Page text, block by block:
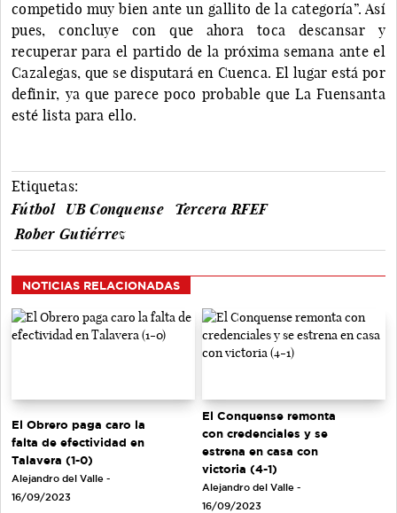
competido muy bien ante un gallito de la categoría”. Así
pues, concluye con que ahora toca descansar y
recuperar para el partido de la próxima semana ante el
Cazalegas, que se disputará en Cuenca. El lugar está por
definir, ya que parece poco probable que La Fuensanta
esté lista para ello.
Etiquetas:
Fútbol
UB Conquense
Tercera RFEF
Rober Gutiérrez
NOTICIAS RELACIONADAS
El Obrero paga caro la
falta de efectividad en
Talavera (1-0)
Alejandro del Valle -
16/09/2023
El Conquense remonta
con credenciales y se
estrena en casa con
victoria (4-1)
Alejandro del Valle -
16/09/2023